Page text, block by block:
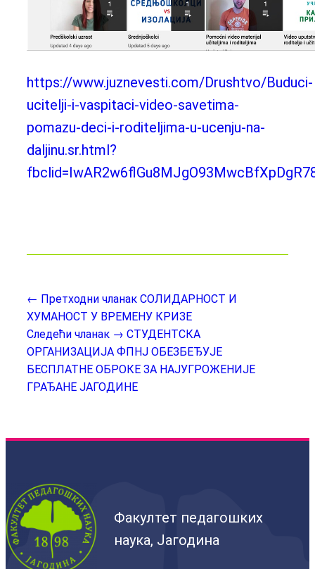
https://www.juznevesti.com/Drushtvo/Buduci-
ucitelji-i-vaspitaci-video-savetima-
pomazu-deci-i-roditeljima-u-ucenju-na-
daljinu.sr.html?
← Претходни чланак СОЛИДАРНОСТ И
ХУМАНОСТ У ВРЕМЕНУ КРИЗЕ
Следећи чланак → СТУДЕНТСКА
ОРГАНИЗАЦИЈА ФПНЈ ОБЕЗБЕЂУЈЕ
БЕСПЛАТНЕ ОБРОКЕ ЗА НАЈУГРОЖЕНИЈЕ
ГРАЂАНЕ ЈАГОДИНЕ
Факултет педагошких
наука, Јагодина